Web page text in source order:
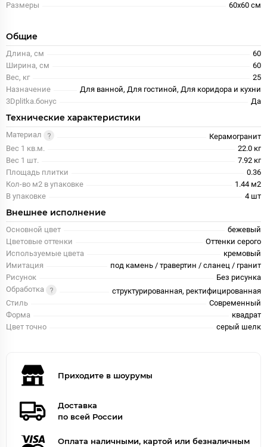
Размеры
60x60 см
Общие
Длина, см
60
Ширина, см
60
Вес, кг
25
Назначение
Для ванной, Для гостиной, Для коридора и кухни
3Dplitka.бонус
Да
Технические характеристики
Материал
Керамогранит
Вес 1 кв.м.
22.0 кг
Вес 1 шт.
7.92 кг
Площадь плитки
0.36
Кол-во м2 в упаковке
1.44 м2
В упаковке
4 шт
Внешнее исполнение
Основной цвет
бежевый
Цветовые оттенки
Оттенки серого
Используемые цвета
кремовый
Имитация
под камень / травертин / сланец / гранит
Рисунок
Без рисунка
Обработка
структурированная, ректифицированная
Стиль
Современный
Форма
квадрат
Цвет точно
серый шелк
Приходите в шоурумы
Доставка
по всей России
Оплата наличными, картой или безналичным